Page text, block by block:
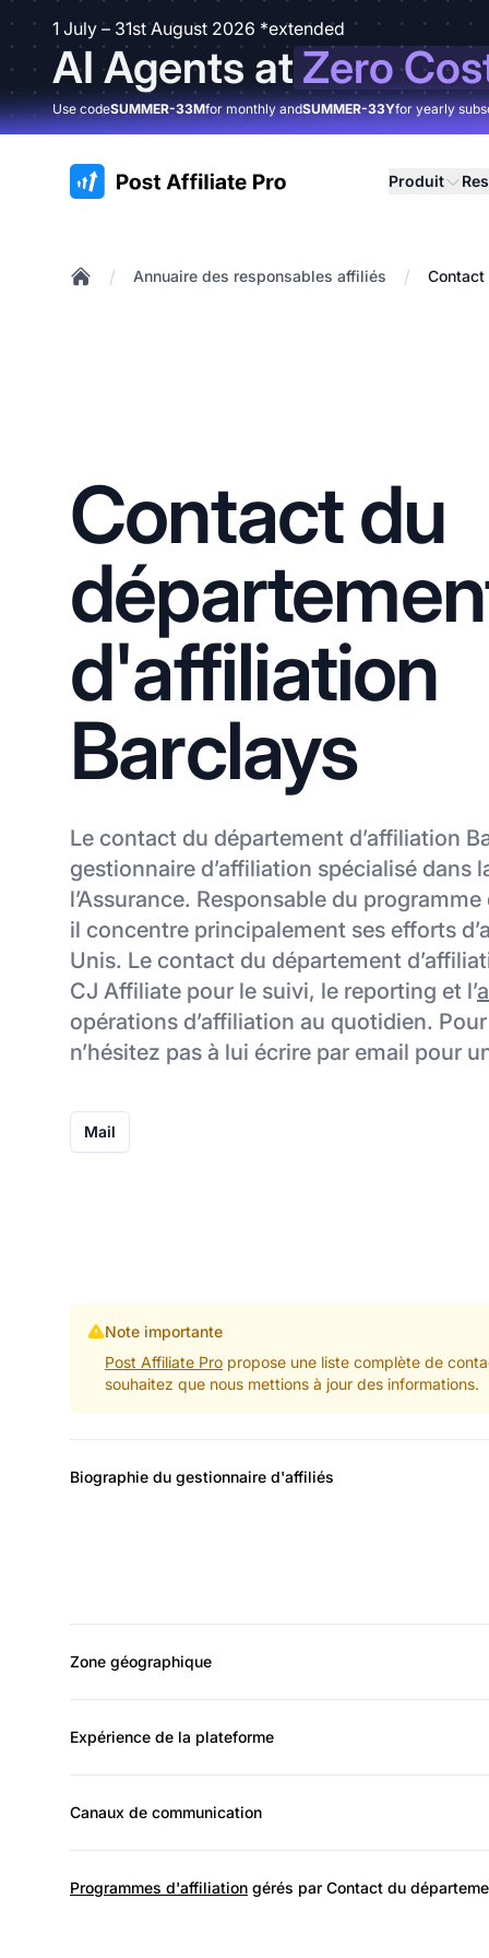
1 July – 31st August 2026 *extended
AI Agents atZero
Use codeSUMMER-33Mfor monthly andSUMMER-33Yfor yearly
:site.title Produit
/ Annuaire des responsables affiliés /
Contact du
d'affiliation
Barclays
Le contact du département d’affiliation
gestionnaire d’affiliation spécialisé dans
l’Assurance. Responsable du
il concentre principalement ses efforts
Unis. Le contact du département
CJ Affiliate pour le suivi, le reporting et l’
opérations d’affiliation au quotidien.
n’hésitez pas à lui écrire par email pour
Mail
Note importante
Post Affiliate Propropose une liste complète de
souhaitez que nous mettions à jour des informations.
Biographie du gestionnaire d'affiliés
Zone géographique
Expérience de la plateforme
Canaux de communication
Programmes d'affiliation gérés par Contact du